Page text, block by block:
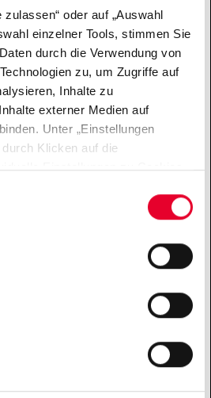
oder auf „Auswahl
einzelner Tools, stimmen Sie
durch die Verwendung von
zu, um Zugriffe auf
Inhalte zu
externer Medien auf
Unter „Einstellungen
Klicken auf die
Einstellungen zu Cookies
erteilen. Sie können
auch später jederzeit über das
Der Einsatz von „Benötigten
der Website technisch
- kreativ und
um MS
Hertie-Stiftung engagiert
Erforschung von
erzählen wir die